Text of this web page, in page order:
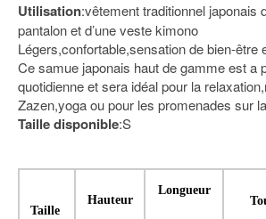
Utilisation:vêtement traditionnel japonais
pantalon et d’une veste kimono
Légers,confortable,sensation de bien-être
Ce samue japonais haut de gamme est a
quotidienne et sera idéal pour la
Zazen,yoga ou pour les promenades sur
Taille disponible:S
Taille
Hauteur
Longueur